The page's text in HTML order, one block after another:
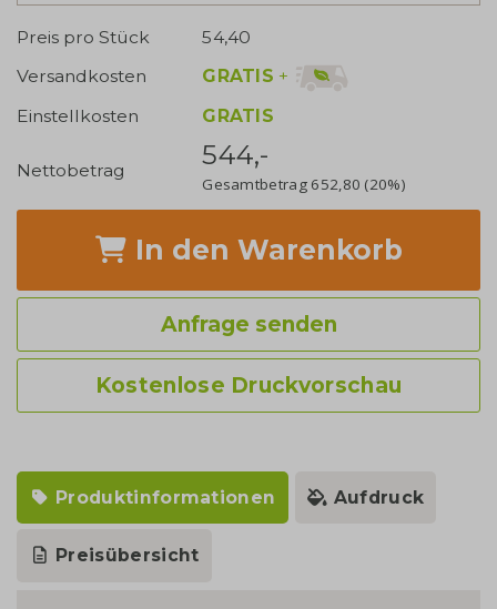
Preis pro Stück
54,40
Versandkosten
GRATIS +
Einstellkosten
GRATIS
Nettobetrag 544,-
Gesamtbetrag 652,80 (20%)
In den Warenkorb
Anfrage senden
Kostenlose Druckvorschau
Produktinformationen Aufdruck
Preisübersicht